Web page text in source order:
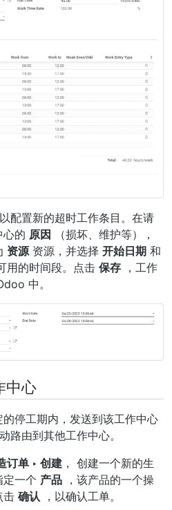
以配置新的超时工作条目。在请
心的 原因 （损坏、维护等），
资源 资源，并选择 开始日期 和
用的时间段。点击 保存 ，工作
中。
中心
停工期内，发送到该工作中心
路由到其他工作中心。
订单 ‣ 创建 ， 创建一个新的生
定一个 产品 ，该产品的一个操
击 确认 ，以确认工单。